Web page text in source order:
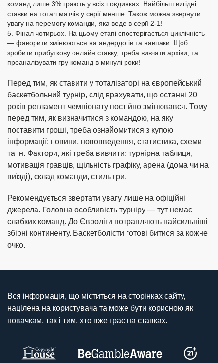
команд лише 3% грають у всіх поєдинках. Найбільш вигідні
ставки на тотал матчів у серії менше. Також можна звернути
увагу на перемогу команди, яка веде в серії 2-1!
Фінал чотирьох. На цьому етапі спостерігається циклічність
— фаворити змінюються на андердогів та навпаки. Щоб
зробити прибуткову онлайн ставку, треба вивчати архіви, та
проаналізувати гру команд в минулі роки!
Перед тим, як ставити у тоталізаторі на європейський
баскетбольний турнір, слід врахувати, що останні 20
років регламент чемпіонату постійно змінювався. Тому
перед тим, як визначитися з командою, на яку
поставити гроші, треба ознайомитися з купою
інформації: новини, нововведення, статистика, схеми
та ін. Фактори, які треба вивчити: турнірна таблиця,
мотивація гравців, щільність графіку, арена (дома чи на
виїзді), склад команди, стиль гри.
Рекомендується звертати увагу лише на офіційні
джерела. Головна особливість турніру — тут немає
слабких команд. До Євроліги потрапляють найсильніші
збірні континенту. Баскетболісти готові битися за кожне
очко.
Вся інформація, що міститься на сторінках сайту,
націлена на користувача та може бути корисною як
новачкам, так і тим, хто вже грає на ставках.